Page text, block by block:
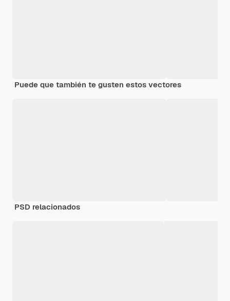
Puede que también te gusten estos vectores
PSD relacionados